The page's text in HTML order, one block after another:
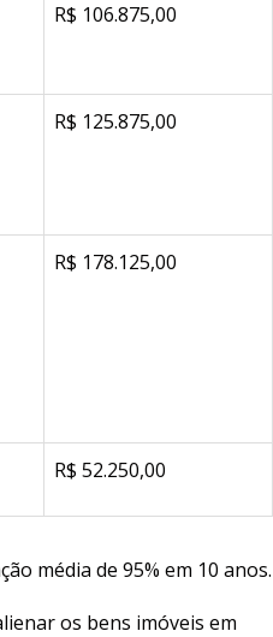
R$ 106.875,00
R$ 125.875,00
R$ 178.125,00
R$ 52.250,00
média de 95% em 10 anos.
os bens imóveis em